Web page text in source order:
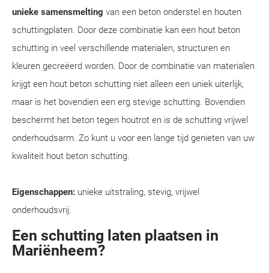
unieke samensmelting van een beton onderstel en houten
schuttingplaten. Door deze combinatie kan een hout beton
schutting in veel verschillende materialen, structuren en
kleuren gecreëerd worden. Door de combinatie van materialen
krijgt een hout beton schutting niet alleen een uniek uiterlijk,
maar is het bovendien een erg stevige schutting. Bovendien
beschermt het beton tegen houtrot en is de schutting vrijwel
onderhoudsarm. Zo kunt u voor een lange tijd genieten van uw
kwaliteit hout beton schutting.
Eigenschappen: unieke uitstraling, stevig, vrijwel
onderhoudsvrij.
Een schutting laten plaatsen in
Mariënheem?